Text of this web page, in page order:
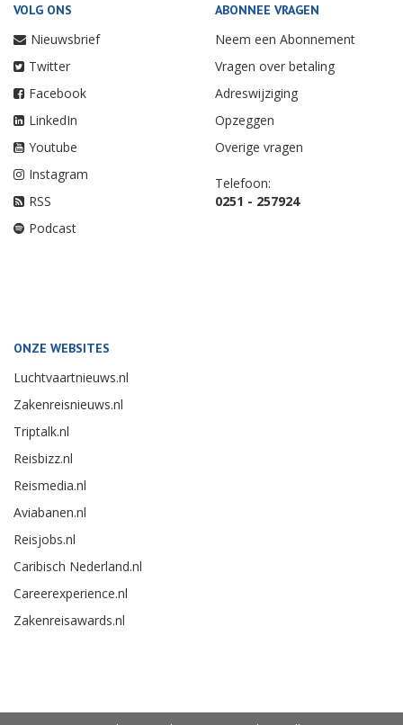
VOLG ONS
Nieuwsbrief
Twitter
Facebook
LinkedIn
Youtube
Instagram
RSS
Podcast
ABONNEE VRAGEN
Neem een Abonnement
Vragen over betaling
Adreswijziging
Opzeggen
Overige vragen
Telefoon:
0251 - 257924
ONZE WEBSITES
Luchtvaartnieuws.nl
Zakenreisnieuws.nl
Triptalk.nl
Reisbizz.nl
Reismedia.nl
Aviabanen.nl
Reisjobs.nl
Caribisch Nederland.nl
Careerexperience.nl
Zakenreisawards.nl